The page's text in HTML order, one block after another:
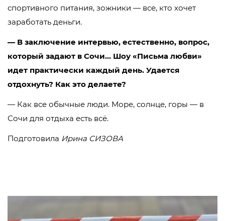
спортивного питания, зожники — все, кто хочет
заработать деньги.
— В заключение интервью, естественно, вопрос,
который задают в Сочи… Шоу «Письма любви»
идет практически каждый день. Удается
отдохнуть? Как это делаете?
— Как все обычные люди. Море, солнце, горы — в
Сочи для отдыха есть всё.
Подготовила Ирина СИЗОВА